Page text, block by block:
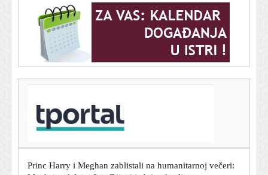
ADAC roditeljima savjetuje kada ljeti krenuti na put s
bebom: Nije svejedno u koje doba dana vozite
Meghan odala počast Dijani jednim detaljem